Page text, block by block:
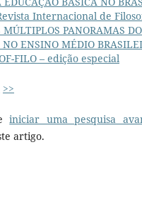
Internacional de
PANORAMAS
ENSINO MÉDIO
FILO – edição especial
>>
iniciar uma pesquisa
artigo.